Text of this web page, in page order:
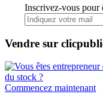
Inscrivez-vous pour
Vendre sur
Commencez maintenant